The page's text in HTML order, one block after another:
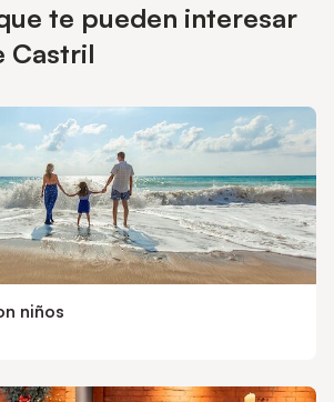
te pueden interesar
Castril
niños